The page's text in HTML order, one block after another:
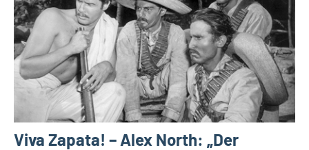
Viva Zapata! – Alex North: „Der